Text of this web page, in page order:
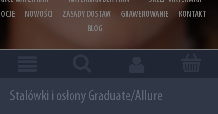
NOWOŚCI ZASADY DOSTAW GRAWEROWANIE
KONTAKT
BLOG
Stalówki i osłony Graduate/Allure